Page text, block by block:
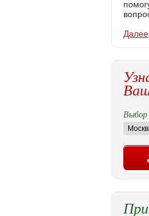
Далее
Выбор